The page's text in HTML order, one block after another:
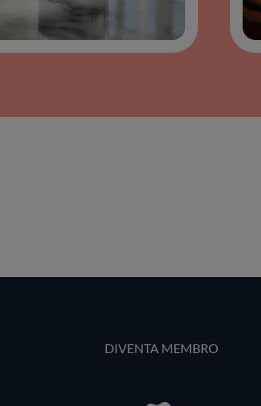
DIVENTA MEMBRO